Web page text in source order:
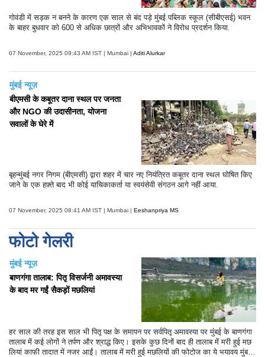
गोवंडी में सड़क न बनने के कारण एक साल से बंद पड़े मुंबई पब्लिक स्कूल (सीबीएसई) भवन
के बाहर बुधवार को 600 से अधिक छात्रों और अभिभावकों ने विरोध प्रदर्शन किया.
07 November, 2025 09:43 AM IST | Mumbai | Aditi Alurkar
मुंबई न्यूज़
बीएमसी के कबूतर दाना स्थल पर जनता
और NGO की उदासीनता, योजना
सवालों के घेरे में
बृहन्मुंबई नगर निगम (बीएमसी) द्वारा शहर में चार नए नियंत्रित कबूतर दाना स्थल घोषित किए
जाने के एक हफ़्ते बाद भी कोई याचिकाकर्ता या स्वयंसेवी संगठन आगे नहीं आया.
07 November, 2025 08:41 AM IST | Mumbai | Eeshanpriya MS
फोटो गेलरी
मुंबई न्यूज़
बाणगंगा तालाब: पितृ विसर्जनी अमावस्या
के बाद मर गईं सैकड़ों मछलियां
हर साल की तरह इस साल भी पितृ पक्ष के समापन पर सर्वपितृ अमावस्या पर मुंबई के बाणगंगा
तालाब में कई लोगों ने तर्पण और श्राद्ध किए। इसके कुछ दिनों बाद ही तालाब में मरी हुई मछ
लियां काफी तादात में नजर आईं। तालाब में मरी हुई मछलियों की फोटोज का ये भयावय मुंबई